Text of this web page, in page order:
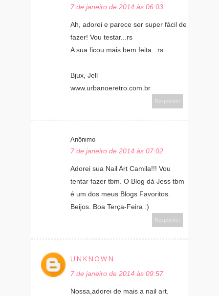
7 de janeiro de 2014 às 06:03
Ah, adorei e parece ser super fácil de
fazer! Vou testar...rs
A sua ficou mais bem feita...rs
Bjux, Jell
www.urbanoeretro.com.br
Responder
Anônimo
7 de janeiro de 2014 às 07:02
Adorei sua Nail Art Camila!!! Vou
tentar fazer tbm. O Blog dá Jess tbm
é um dos meus Blogs Favoritos.
Beijos. Boa Terça-Feira :)
Responder
UNKNOWN
7 de janeiro de 2014 às 09:57
Nossa,adorei de mais a nail art.